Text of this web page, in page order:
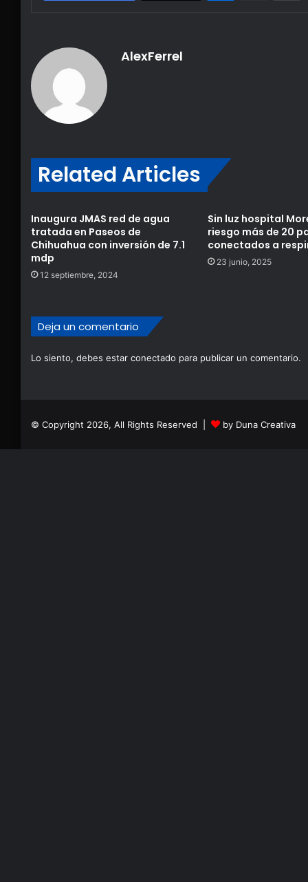
AlexFerrel
Related Articles
Inaugura JMAS red de agua
tratada en Paseos de
Chihuahua con inversión de 7.1
mdp
12 septiembre, 2024
Sin luz hospital
riesgo más de 20
conectados a
23 junio, 2025
Deja un comentario
Lo siento, debes estar conectado para publicar un comentario.
© Copyright 2026, All Rights Reserved | by Duna Creativa